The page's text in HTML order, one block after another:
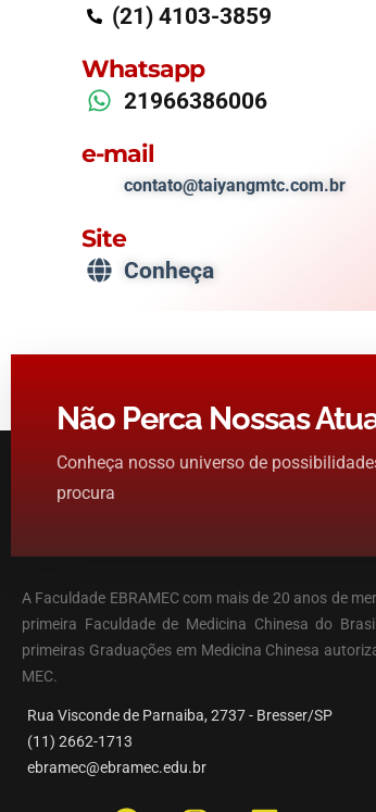
(21) 4103-3859
Whatsapp
21966386006
e-mail
contato@taiyangmtc.com.br
Site
Conheça
Não Perca Nossas
Conheça nosso universo de
procura
A Faculdade EBRAMEC com mais de 20 anos de
primeira Faculdade de Medicina Chinesa do
primeiras Graduações em Medicina Chinesa
MEC.
Rua Visconde de Parnaiba, 2737 - Bresser/SP
(11) 2662-1713
ebramec@ebramec.edu.br